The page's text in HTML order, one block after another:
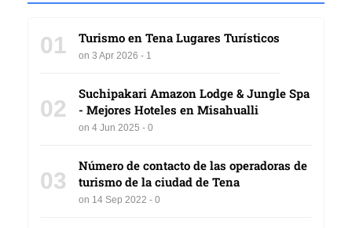
01 Turismo en Tena Lugares Turísticos
on 3 Apr 2026 - 1
02
Suchipakari Amazon Lodge & Jungle Spa
- Mejores Hoteles en Misahualli
on 4 Jun 2025 - 0
03
Número de contacto de las operadoras de
turismo de la ciudad de Tena
on 14 Sep 2022 - 0